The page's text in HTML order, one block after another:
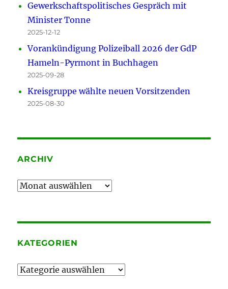
Gewerkschaftspolitisches Gespräch mit
Minister Tonne
2025-12-12
Vorankündigung Polizeiball 2026 der GdP
Hameln-Pyrmont in Buchhagen
2025-09-28
Kreisgruppe wählte neuen Vorsitzenden
2025-08-30
ARCHIV
Archiv
KATEGORIEN
Kategorien